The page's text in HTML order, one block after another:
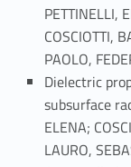
PETTINELLI,
COSCIOTTI,
PAOLO,
Dielectric
subsurface
ELENA;
LAURO,